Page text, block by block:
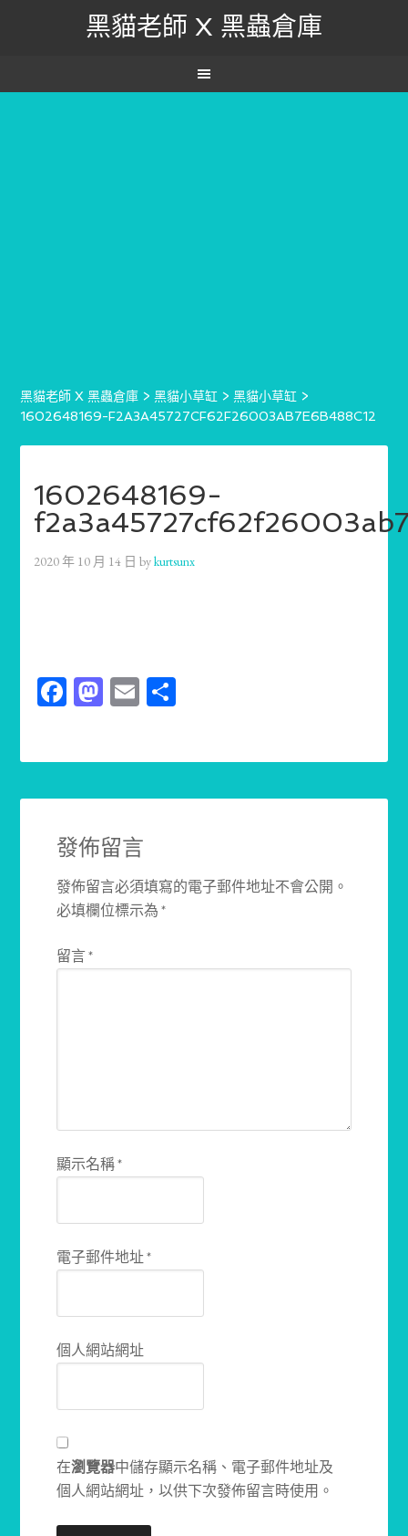
黑貓老師 X 黑蟲倉庫
黑貓老師 X 黑蟲倉庫 >黑貓小草缸 >黑貓小草缸 >
1602648169-F2A3A45727CF62F26003AB7E6B488C12
1602648169-
2020 年 10 月 14 日 bykurtsunx
Facebook
Mastodon
Email
發佈留言
發佈留言必須填寫的電子郵件地址不會公開。
必填欄位標示為*
留言*
顯示名稱*
電子郵件地址*
個人網站網址
在瀏覽器中儲存顯示名稱、電子郵件地址及
個人網站網址，以供下次發佈留言時使用。